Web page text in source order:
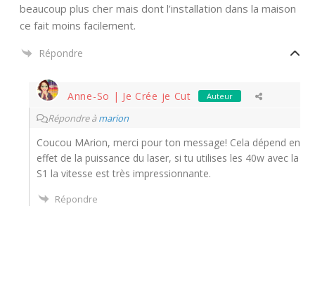
beaucoup plus cher mais dont l’installation dans la maison
ce fait moins facilement.
Répondre
Anne-So | Je Crée je Cut Auteur
Répondre àmarion
Coucou MArion, merci pour ton message! Cela dépend en
effet de la puissance du laser, si tu utilises les 40w avec la
S1 la vitesse est très impressionnante.
Répondre